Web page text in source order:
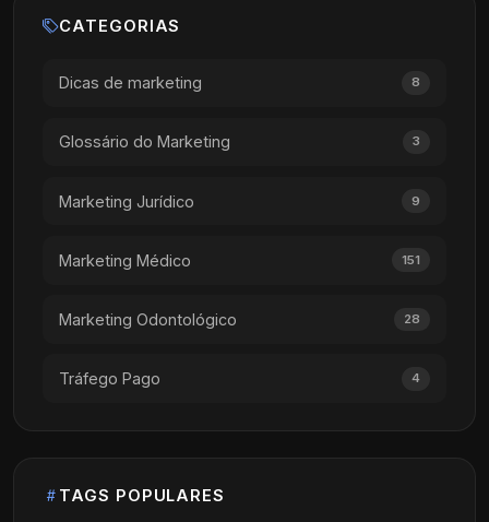
CATEGORIAS
Dicas de marketing 8
Glossário do Marketing 3
Marketing Jurídico 9
Marketing Médico 151
Marketing Odontológico 28
Tráfego Pago 4
TAGS POPULARES